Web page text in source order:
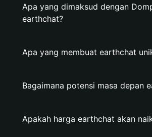
Apa yang dimaksud dengan
earthchat?
Apa yang membuat earthchat
Bagaimana potensi masa depan
Apakah harga earthchat akan